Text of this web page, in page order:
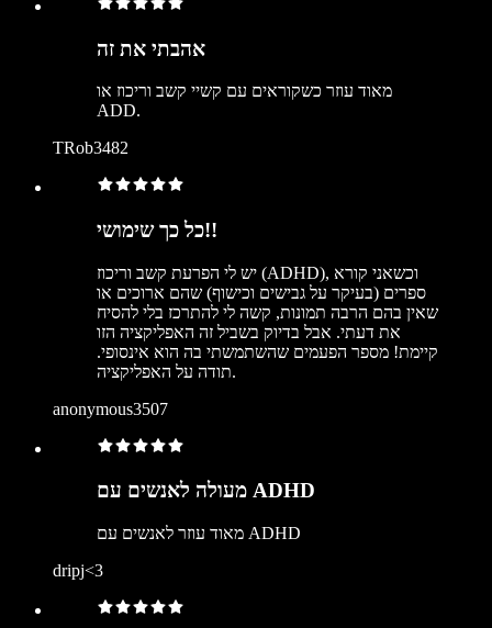
אהבתי את זה
מאוד עוזר כשקוראים עם קשיי קשב וריכוז או
ADD.
TRob3482
כל כך שימושי!!
יש לי הפרעת קשב וריכוז (ADHD), וכשאני קורא
ספרים (בעיקר על גבישים וכישוף) שהם ארוכים או
שאין בהם הרבה תמונות, קשה לי להתרכז בלי להסיח
את דעתי. אבל בדיוק בשביל זה האפליקציה הזו
קיימת! מספר הפעמים שהשתמשתי בה הוא אינסופי.
תודה על האפליקציה.
anonymous3507
מעולה לאנשים עם ADHD
מאוד עוזר לאנשים עם ADHD
dripj<3